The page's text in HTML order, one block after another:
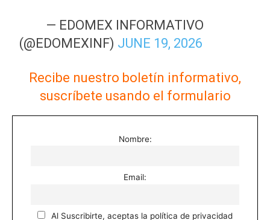
— EDOMEX INFORMATIVO
(@EDOMEXINF) JUNE 19, 2026
Recibe nuestro boletín informativo,
suscríbete usando el formulario
Nombre:
Email:
Al Suscribirte, aceptas la política de privacidad